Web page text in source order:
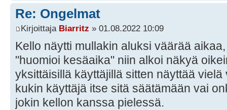
Re: Ongelmat
Kirjoittaja Biarritz » 01.08.2022 10:09
Kello näytti mullakin aluksi väärää
"huomioi kesäaika" niin alkoi näkyä
yksittäisillä käyttäjillä sitten näyttää
kukin käyttäjä itse sitä säätämään vai
jokin kellon kanssa pielessä.